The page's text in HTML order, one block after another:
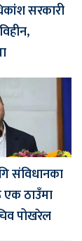
सरकारी
संविधानका
एक ठाउँमा
पोखरेल